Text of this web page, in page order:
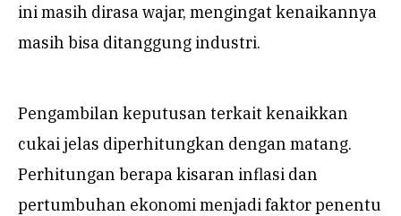
ini masih dirasa wajar, mengingat kenaikannya
masih bisa ditanggung industri.
Pengambilan keputusan terkait kenaikkan
cukai jelas diperhitungkan dengan matang.
Perhitungan berapa kisaran inflasi dan
pertumbuhan ekonomi menjadi faktor penentu